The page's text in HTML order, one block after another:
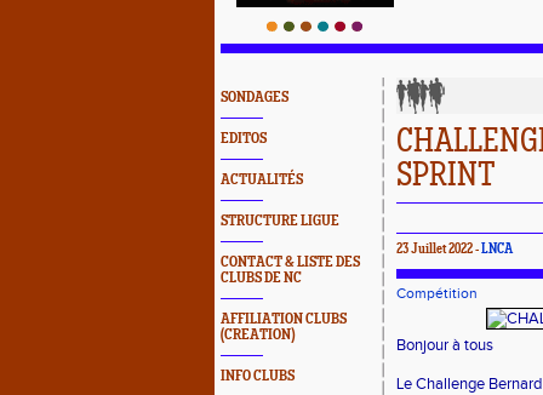
SONDAGES
EDITOS
ACTUALITÉS
STRUCTURE LIGUE
CONTACT & LISTE DES
CLUBS DE NC
AFFILIATION CLUBS
(CREATION)
INFO CLUBS
SPRINT
23 Juillet 2022 -LNCA
Compétition
Bonjour à tous
Le Challenge